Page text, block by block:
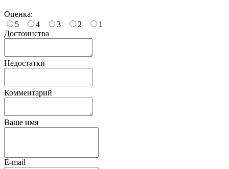
Оценка:
5
4 3 2
1
Достоинства
Недостатки
Комментарий
Ваше имя
E-mail